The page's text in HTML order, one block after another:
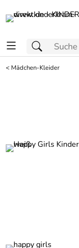
< Mädchen-Kleider